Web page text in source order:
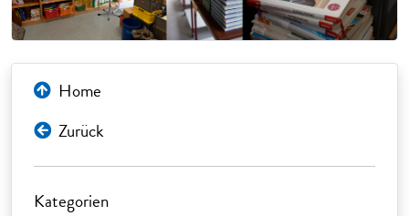
Home
Zurück
Kategorien